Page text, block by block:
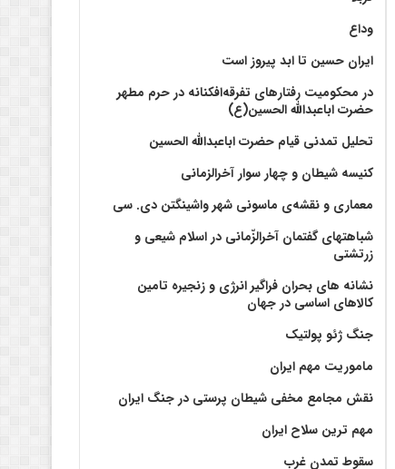
وداع
ایران حسین تا ابد پیروز است
در محکومیت رفتارهای تفرقه‌افکنانه در حرم مطهر
حضرت اباعبدالله الحسین(ع)
تحلیل تمدنی قیام حضرت اباعبدالله الحسین
کنیسه شیطان و چهار سوار آخرالزمانی
معماری و نقشه‌ی ماسونی شهر واشينگتن دی. سی
شباهتهای گفتمان آخر‌الزّمانی در اسلام شیعی و
زرتشتی
نشانه های بحران فراگیر انرژی و زنجیره تامین
کالاهای اساسی در جهان
جنگ ژئو پولتیک
ماموریت مهم ایران
نقش مجامع مخفی شیطان پرستی در جنگ ایران
مهم ترین سلاح ایران
سقوط تمدن غرب